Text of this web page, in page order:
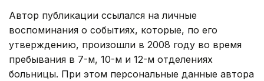
Автор публикации ссылался на личные
воспоминания о событиях, которые, по его
утверждению, произошли в 2008 году во время
пребывания в 7-м, 10-м и 12-м отделениях
больницы. При этом персональные данные автора